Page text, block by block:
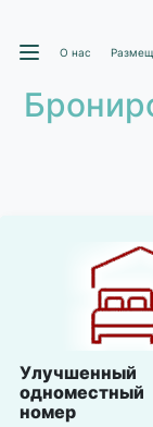
О нас
Улучшенный
одноместный
номер